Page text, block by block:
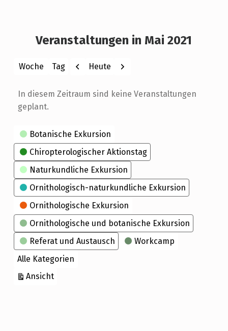
Veranstaltungen in Mai 2021
Woche Tag
Monat
Jahr
Zurück
Heute Weiter
In diesem Zeitraum sind keine Veranstaltungen
geplant.
Kategorien
Botanische Exkursion
Chiropterologischer Aktionstag
Naturkundliche Exkursion
Ornithologisch-naturkundliche Exkursion
Ornithologische Exkursion
Ornithologische und botanische Exkursion
Referat und Austausch
Workcamp
Alle Kategorien
Ansichtausdrucken